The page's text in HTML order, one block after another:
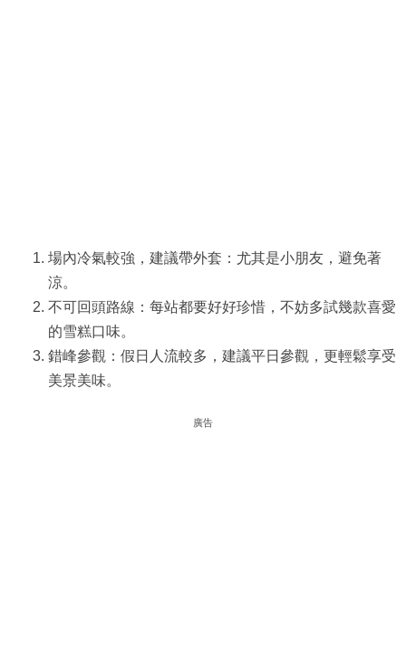
場內冷氣較強，建議帶外套：尤其是小朋友，避免著
涼。
不可回頭路線：每站都要好好珍惜，不妨多試幾款喜愛
的雪糕口味。
錯峰參觀：假日人流較多，建議平日參觀，更輕鬆享受
美景美味。
廣告